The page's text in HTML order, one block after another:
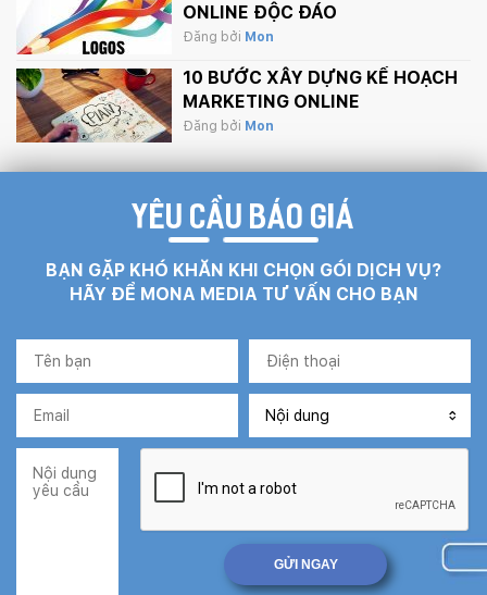
ONLINE ĐỘC ĐÁO
Đăng bởi Mon
10 BƯỚC XÂY DỰNG KẾ HOẠCH
MARKETING ONLINE
Đăng bởi Mon
YÊU CẦU BÁO GIÁ
BẠN GẶP KHÓ KHĂN KHI CHỌN GÓI DỊCH VỤ?
HÃY ĐỂ MONA MEDIA TƯ VẤN CHO BẠN